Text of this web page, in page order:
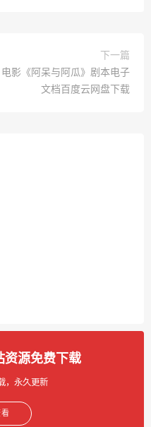
下一篇
电影《阿呆与阿瓜》剧本电子
文档百度云网盘下载
资源免费下载
，永久更新
看